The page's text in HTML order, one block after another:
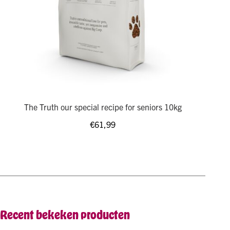
The Truth our special recipe for seniors 10kg
€61,99
Recent bekeken producten